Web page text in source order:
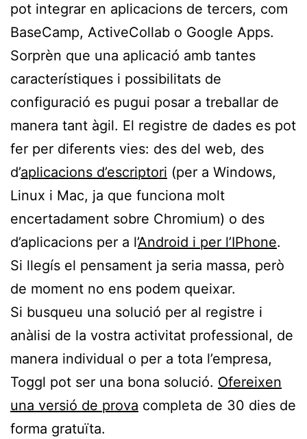
pot integrar en aplicacions de tercers, com
BaseCamp, ActiveCollab o Google Apps.
Sorprèn que una aplicació amb tantes
característiques i possibilitats de
configuració es pugui posar a treballar de
manera tant àgil. El registre de dades es pot
fer per diferents vies: des del web, des
d’aplicacions d’escriptori (per a Windows,
Linux i Mac, ja que funciona molt
encertadament sobre Chromium) o des
d’aplicacions per a l’Android i per l’IPhone.
Si llegís el pensament ja seria massa, però
de moment no ens podem queixar.
Si busqueu una solució per al registre i
anàlisi de la vostra activitat professional, de
manera individual o per a tota l’empresa,
Toggl pot ser una bona solució. Ofereixen
una versió de prova completa de 30 dies de
forma gratuïta.